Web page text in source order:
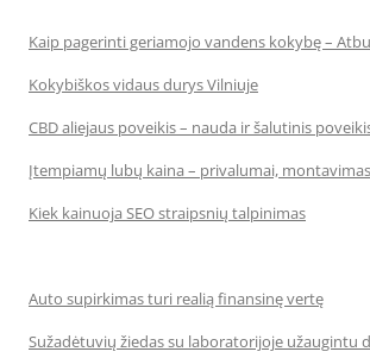
Kaip pagerinti geriamojo vandens kokybę –
Kokybiškos vidaus durys Vilniuje
CBD aliejaus poveikis – nauda ir šalutinis
Įtempiamų lubų kaina – privalumai, montavimas
Kiek kainuoja SEO straipsnių talpinimas
Auto supirkimas turi realią finansinę vertę
Sužadėtuvių žiedas su laboratorijoje užaugintu